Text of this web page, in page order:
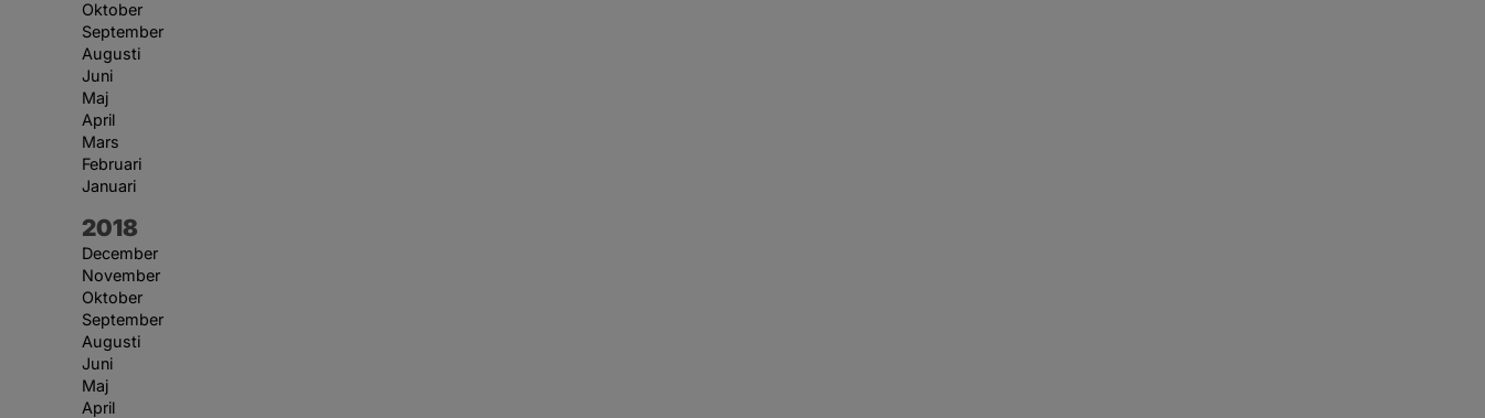
Oktober
September
Augusti
Juni
Maj
April
Mars
Februari
Januari
År:
2018
December
November
Oktober
September
Augusti
Juni
Maj
April